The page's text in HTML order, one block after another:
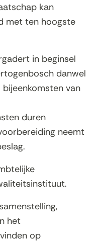
kan
met ten hoogste
in beginsel
danwel
van
duren
neemt
het
op